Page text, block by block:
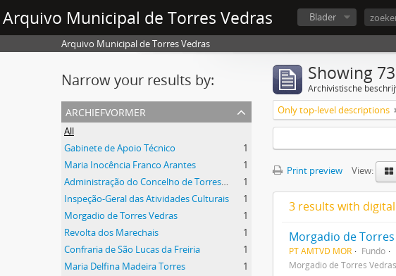
Arquivo Municipal de Torres Vedras Blader
Arquivo Municipal de Torres Vedras
Narrow your results by:
archiefvormer
All
Gabinete de Apoio Técnico
1
Maria Inocência Franco Arantes
1
Administração do Concelho de Torres Vedras
1
Inspeção-Geral das Atividades Culturais
1
Morgadio de Torres Vedras
1
Revolta dos Marechais
1
Confraria de São Lucas da Freiria
1
Maria Delfina Madeira Torres
1
Showing
Archivistische
Only top-level descriptions
Print preview View:
3 results with
Morgadio de
PT AMTVD MOR Fundo
Morgadio de Torres Vedras